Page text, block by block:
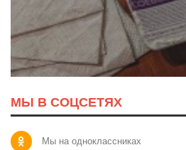
МЫ В СОЦСЕТЯХ
Мы на одноклассниках